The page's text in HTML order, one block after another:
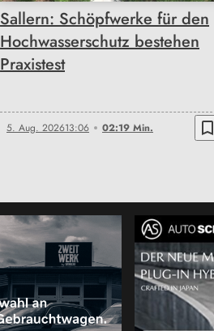
Sallern: Schöpfwerke für den
Hochwasserschutz bestehen
Praxistest
5. Aug. 202613:06 02:19 Min. bookmark_border